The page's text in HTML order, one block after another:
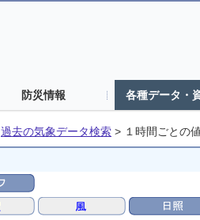
防災情報 各種データ・
過去の気象データ検索 > １時間ごとの